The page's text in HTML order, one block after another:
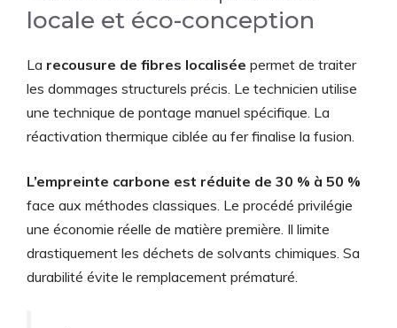
locale et éco-conception
La recousure de fibres localisée permet de traiter
les dommages structurels précis. Le technicien utilise
une technique de pontage manuel spécifique. La
réactivation thermique ciblée au fer finalise la fusion.
L’empreinte carbone est réduite de 30 % à 50 %
face aux méthodes classiques. Le procédé privilégie
une économie réelle de matière première. Il limite
drastiquement les déchets de solvants chimiques. Sa
durabilité évite le remplacement prématuré.